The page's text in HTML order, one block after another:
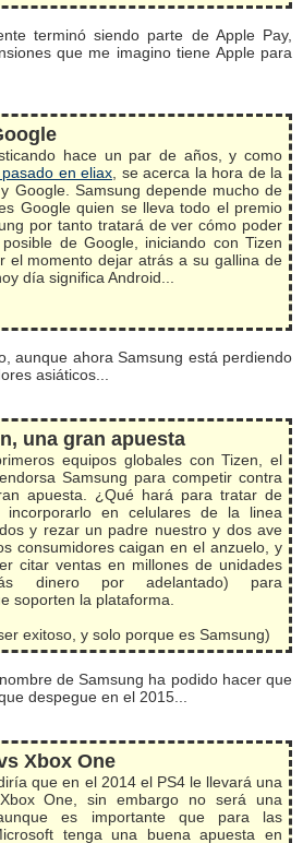
terminó siendo parte de Apple Pay,
que me imagino tiene Apple para
hace un par de años, y como
en eliax , se acerca la hora de la
Google. Samsung depende mucho de
Google quien se lleva todo el premio
por tanto tratará de ver cómo poder
de Google, iniciando con Tizen
el momento dejar atrás a su gallina de
día significa Android...
aunque ahora Samsung está perdiendo
asiáticos...
una gran apuesta
equipos globales con Tizen, el
Samsung para competir contra
apuesta. ¿Qué hará para tratar de
incorporarlo en celulares de la linea
y rezar un padre nuestro y dos ave
consumidores caigan en el anzuelo, y
citar ventas en millones de unidades
dinero por adelantado) para
soporten la plataforma.
exitoso, y solo porque es Samsung)
de Samsung ha podido hacer que
despegue en el 2015...
Xbox One
que en el 2014 el PS4 le llevará una
One, sin embargo no será una
es importante que para las
tenga una buena apuesta en